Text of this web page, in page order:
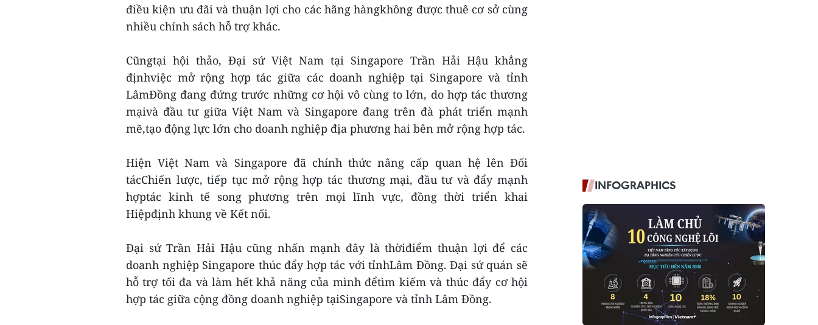
điều kiện ưu đãi và thuận lợi cho các hãng hàngkhông được thuê cơ sở cùng
nhiều chính sách hỗ trợ khác.
Cũngtại hội thảo, Đại sứ Việt Nam tại Singapore Trần Hải Hậu khẳng
địnhviệc mở rộng hợp tác giữa các doanh nghiệp tại Singapore và tỉnh
LâmĐồng đang đứng trước những cơ hội vô cùng to lớn, do hợp tác thương
mạivà đầu tư giữa Việt Nam và Singapore đang trên đà phát triển mạnh
mẽ,tạo động lực lớn cho doanh nghiệp địa phương hai bên mở rộng hợp tác.
Hiện Việt Nam và Singapore đã chính thức nâng cấp quan hệ lên Đối
tácChiến lược, tiếp tục mở rộng hợp tác thương mại, đầu tư và đẩy mạnh
hợptác kinh tế song phương trên mọi lĩnh vực, đồng thời triển khai
Hiệpđịnh khung về Kết nối.
Đại sứ Trần Hải Hậu cũng nhấn mạnh đây là thờiđiểm thuận lợi để các
doanh nghiệp Singapore thúc đẩy hợp tác với tỉnhLâm Đồng. Đại sứ quán sẽ
hỗ trợ tối đa và làm hết khả năng của mình đểtìm kiếm và thúc đẩy cơ hội
hợp tác giữa cộng đồng doanh nghiệp tạiSingapore và tỉnh Lâm Đồng.
INFOGRAPHICS